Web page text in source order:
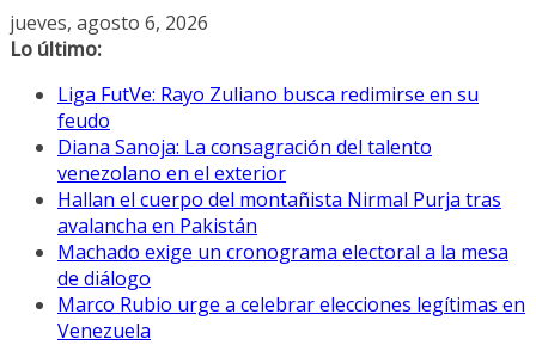
Saltar
al
jueves, agosto 6, 2026
Lo último:
Liga FutVe: Rayo Zuliano busca redimirse en su
feudo
Diana Sanoja: La consagración del talento
venezolano en el exterior
Hallan el cuerpo del montañista Nirmal Purja tras
avalancha en Pakistán
Machado exige un cronograma electoral a la mesa
de diálogo
Marco Rubio urge a celebrar elecciones legítimas en
Venezuela